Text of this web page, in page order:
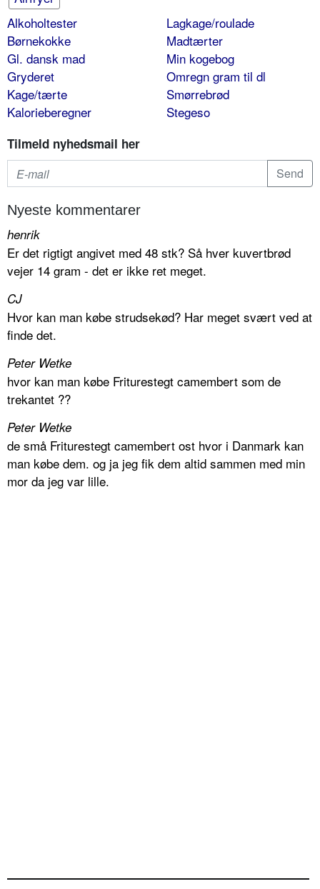
Alkoholtester
Børnekokke
Gl. dansk mad
Gryderet
Kage/tærte
Kalorieberegner
Lagkage/roulade
Madtærter
Min kogebog
Omregn gram til dl
Smørrebrød
Stegeso
Tilmeld nyhedsmail her
Nyeste kommentarer
henrik
Er det rigtigt angivet med 48 stk? Så hver kuvertbrød
vejer 14 gram - det er ikke ret meget.
CJ
Hvor kan man købe strudsekød? Har meget svært ved at
finde det.
Peter Wetke
hvor kan man købe Friturestegt camembert som de
trekantet ??
Peter Wetke
de små Friturestegt camembert ost hvor i Danmark kan
man købe dem. og ja jeg fik dem altid sammen med min
mor da jeg var lille.